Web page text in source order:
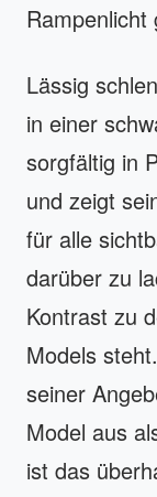
Rampenlicht
Lässig
in einer
sorgfältig in
und zeigt
für alle
darüber zu
Kontrast zu
Models
seiner
Model aus
ist das